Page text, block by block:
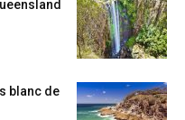
blanc de